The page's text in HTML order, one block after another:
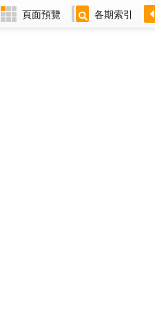
頁面預覽 各期索引